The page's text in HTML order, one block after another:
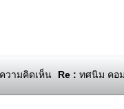
วามคิดเห็น Re : ทศนิม คอ